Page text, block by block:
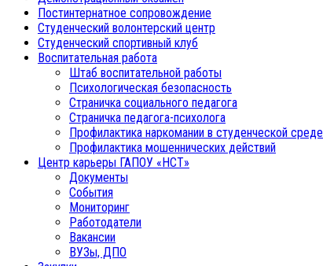
Постинтернатное сопровождение
Студенческий волонтерский центр
Студенческий спортивный клуб
Воспитательная работа
Штаб воспитательной работы
Психологическая безопасность
Страничка социального педагога
Страничка педагога-психолога
Профилактика наркомании в студенческой среде
Профилактика мошеннических действий
Центр карьеры ГАПОУ «НСТ»
Документы
События
Мониторинг
Работодатели
Вакансии
ВУЗы, ДПО